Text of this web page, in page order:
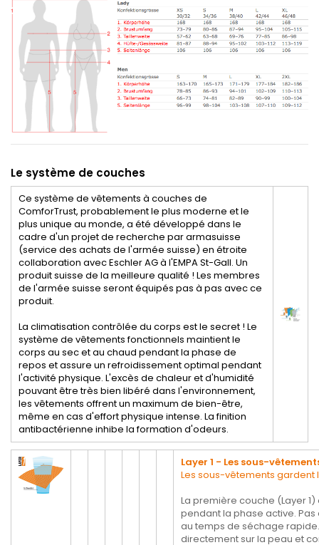
Le système de couches
Ce système de vêtements à couches de
ComforTrust, probablement le plus moderne et le
plus unique au monde, a été développé dans le
cadre d'un projet de recherche par armasuisse
(service des achats de l'armée suisse) en étroite
collaboration avec Eschler AG à l'EMPA St-Gall. Un
produit suisse de la meilleure qualité ! Les membres
de l'armée suisse seront équipés pas à pas avec ce
produit.
La climatisation contrôlée du corps est le secret ! Le
système de vêtements fonctionnels maintient le
corps au sec et au chaud pendant la phase de
repos et assure un refroidissement optimal pendant
l'activité physique. L'excès de chaleur et d'humidité
pouvant être très bien libéré dans l'environnement,
les vêtements offrent un maximum de bien-être,
même en cas d'effort physique intense. La finition
antibactérienne inhibe la formation d'odeurs.
Layer 1 - Les sous-
Les sous-vêtements gardent
La première couche (Layer
pendant la phase active.
au temps de séchage
directement sur la peau et